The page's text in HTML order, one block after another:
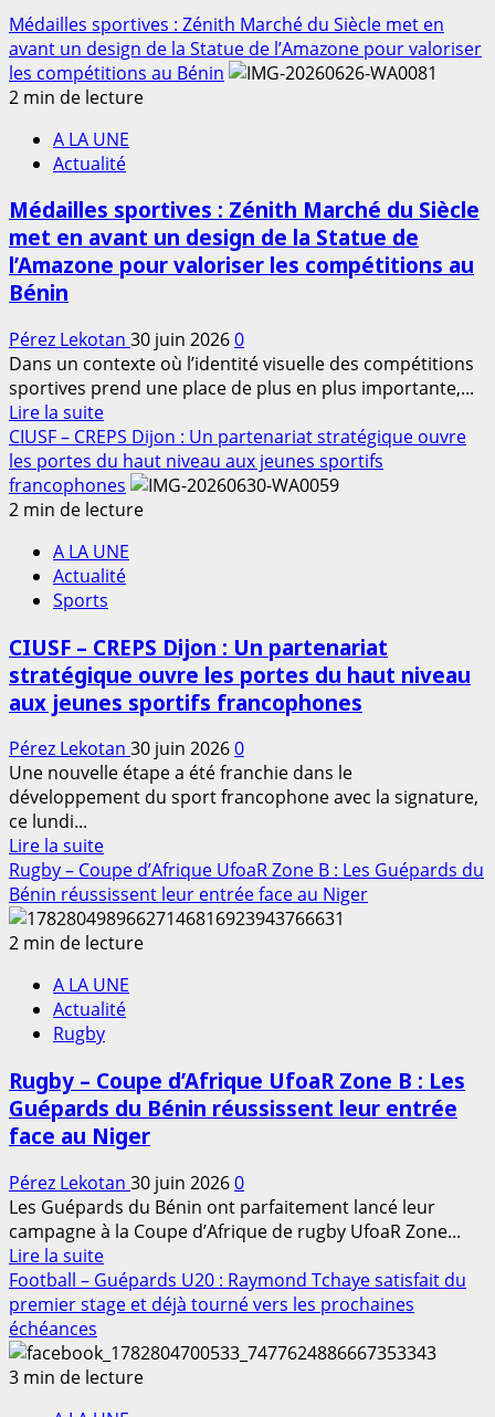
Médailles sportives : Zénith Marché du Siècle met en
avant un design de la Statue de l’Amazone pour valoriser
les compétitions au Bénin
2 min de lecture
A LA UNE
Actualité
Médailles sportives : Zénith Marché du Siècle
met en avant un design de la Statue de
l’Amazone pour valoriser les compétitions au
Bénin
Pérez Lekotan 30 juin 20260
Dans un contexte où l’identité visuelle des compétitions
sportives prend une place de plus en plus importante,...
Lire la suiteEn
savoir
plus
sur
Médailles
:
Zénith
Marché
Siècle
met
en
un
design
de
Statue
de
l’Amazone
pour
valoriser
compétitions
au
Bénin
CIUSF – CREPS Dijon : Un partenariat stratégique ouvre
les portes du haut niveau aux jeunes sportifs
francophones
2 min de lecture
A LA UNE
Actualité
Sports
CIUSF – CREPS Dijon : Un partenariat
stratégique ouvre les portes du haut niveau
aux jeunes sportifs francophones
Pérez Lekotan 30 juin 20260
Une nouvelle étape a été franchie dans le
développement du sport francophone avec la signature,
ce lundi...
Lire la suiteEn
savoir
plus
sur
CIUSF
CREPS
Dijon
:
partenariat
stratégique
ouvre
portes
du
haut
niveau
aux
jeunes
francophones
Rugby – Coupe d’Afrique UfoaR Zone B : Les Guépards du
Bénin réussissent leur entrée face au Niger
2 min de lecture
A LA UNE
Actualité
Rugby
Rugby – Coupe d’Afrique UfoaR Zone B : Les
Guépards du Bénin réussissent leur entrée
face au Niger
Pérez Lekotan 30 juin 20260
Les Guépards du Bénin ont parfaitement lancé leur
campagne à la Coupe d’Afrique de rugby UfoaR Zone...
Lire la suiteEn
savoir
plus
Rugby
–
Football – Guépards U20 : Raymond Tchaye satisfait du
premier stage et déjà tourné vers les prochaines
échéances
3 min de lecture